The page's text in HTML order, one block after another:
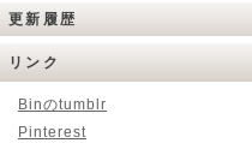
更新履歴
リンク
Binのtumblr
Pinterest